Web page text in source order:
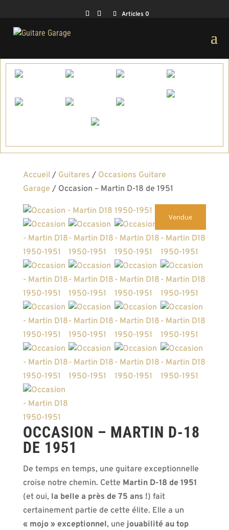
Articles 0
Accueil / Guitares / Occasions Guitare
Garage / Occasion – Martin D-18 de 1951
Vendue
OCCASION – MARTIN D-18
DE 1951
De temps en temps, une guitare exceptionnelle
croise notre chemin. Cette Martin D-18 de 1951
(et oui, la belle a près de 75 ans !) fait
certainement partie de cette élite. Elle a un
« mojo » exceptionnel, une jouabilité au top